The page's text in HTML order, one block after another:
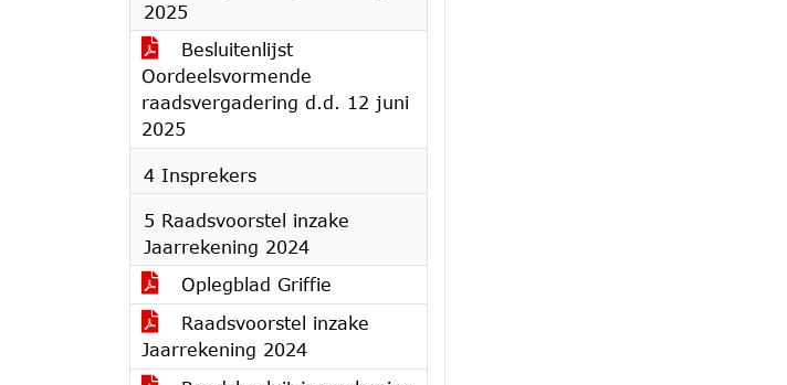
2025
Besluitenlijst
Oordeelsvormende
raadsvergadering d.d. 12 juni
2025
4 Insprekers
5 Raadsvoorstel inzake
Jaarrekening 2024
Oplegblad Griffie
Raadsvoorstel inzake
Jaarrekening 2024